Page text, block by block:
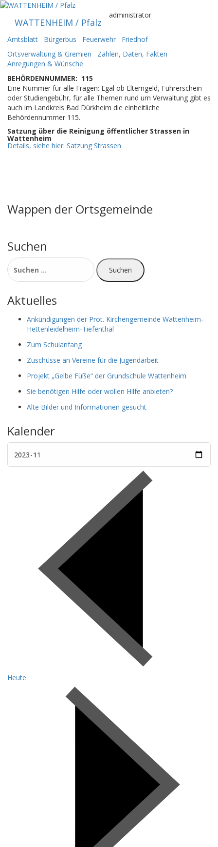
Zum
springenWATTENHEIM / Pfalz
administrator
Amtsblatt Bürgerbus Feuerwehr
Friedhof
Ortsverwaltung & Gremien
Zahlen, Daten, Fakten
Anregungen & Wünsche
BEHÖRDENNUMMER: 115
Eine Nummer für alle Fragen: Egal ob Elterngeld, Führerschein
oder Studiengebühr, für alle Themen rund um Verwaltung gibt es
auch im Landkreis Bad Dürkheim die einheitliche
Behördennummer 115.
Satzung über die Reinigung öffentlicher Strassen in
Wattenheim
Details, siehe hier: Satzung Strassen
Wappen der Ortsgemeinde
Suchen
Suchen
nach:
Aktuelles
Ankündigungen der Prot. Kirchengemeinde Wattenheim-
Hettenleidelheim-Tiefenthal
Zum Schulanfang
Zuschüsse an Vereine für die Jugendarbeit
Projekt „Gelbe Füße“ der Grundschule Wattenheim
Sie benötigen Hilfe oder wollen Hilfe anbieten?
Alte Bilder und Informationen gesucht
Kalender
Heute